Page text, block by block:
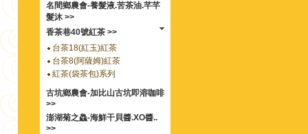
名間鄉農會-養髮液.苦茶油.芊芊
髮沐 >>
香茶巷40號紅茶 >>
台茶18(紅玉)紅茶
台茶8(阿薩姆)紅茶
紅茶(袋茶包)系列
古坑鄉農會-加比山古坑即溶咖啡
>>
澎湖菊之鱻-海鮮干貝醬.XO醬..
>>